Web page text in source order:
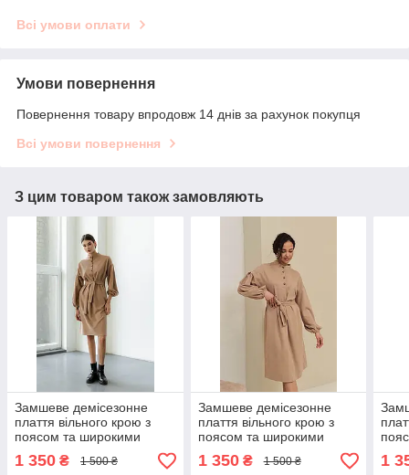
Всі умови оплати
Умови повернення
Повернення товару впродовж 14 днів за рахунок покупця
Всі умови повернення
З цим товаром також замовляють
Замшеве демісезонне
плаття вільного крою з
поясом та широкими
рукавами 42-52 розміри
різні кольори
1 350 ₴ 1 500 ₴
Замшеве демісезонне
плаття вільного крою з
поясом та широкими
рукавами 42-52 розміри
різні кольори
1 350₴ 1 500 ₴ 1